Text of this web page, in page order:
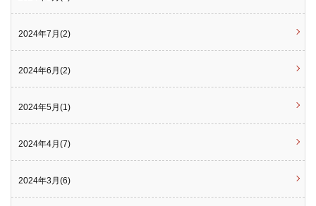
2024年7月(2)
2024年6月(2)
2024年5月(1)
2024年4月(7)
2024年3月(6)